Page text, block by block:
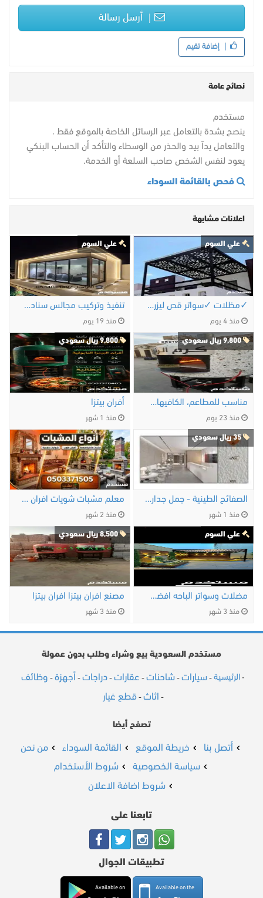
أرسل رسالة
إضافة تقيم
نصائح عامة
مستخدم
ينصح بشدة بالتعامل عبر الرسائل الخاصة بالموقع فقط .
والتعامل يداً بيد والحذر من الوسطاء والتأكد أن الحساب البنكي
يعود لنفس الشخص صاحب السلعة أو الخدمة.
فحص بالقائمة السوداء
اعلانات مشابهة
علي السوم
✓مظلات ✓سواتر قص ليزر✓ برجولات✓ لكزان✓ …
منذ 4 يوم
علي السوم
تنفيذ وتركيب مجالس سنادويش بنل الرياض 0534044697
منذ 19 يوم
9,800 ريال سعودي
مناسب للمطاعم، الكافيهات، المشاريع …
منذ 23 يوم
9,800 ريال سعودي
أفران بيتزا
منذ 1 شهر
35 ريال سعودي
الصفائح الطينية - جمل جدارك
منذ 1 شهر
معلم مشبات شويات افران عيش حفر مندي
منذ 2 شهر
علي السوم
مضلات وسواتر الباحه افضل معلم تركيب جلسات …
منذ 3 شهر
8,500 ريال سعودي
مصنع افران بيتزا افران بيتزا
منذ 3 شهر
مستخدم السعودية بيع وشراء وطلب بدون عمولة
- الرئيسية - سيارات - شاحنات - عقارات - دراجات - أجهزة - وظائف
- اثاث -قطع غيار
تصفح أيضا
أتصل بنا خريطة الموقع القائمة السوداء
من نحن
سياسة الخصوصية
شروط الأستخدام
شروط اضافة الاعلان
تابعنا على
تطبيقات الجوال
Available on the
Available on